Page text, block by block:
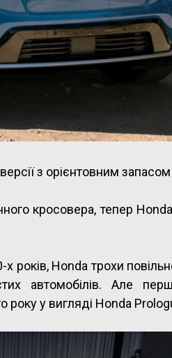
з орієнтовним
кросовера, тепер
х років, Honda трохи
автомобілів. Але
року у вигляді Honda